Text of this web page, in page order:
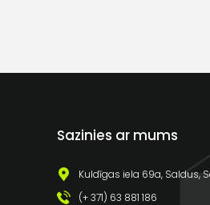
Sazinies ar mums
Kuldīgas iela 69a, Saldus,
(+ 371) 63 881 186